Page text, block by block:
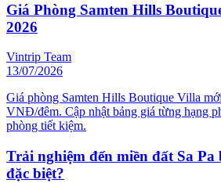
Giá Phòng Samten Hills
2026
Vintrip Team
13/07/2026
Giá phòng Samten Hills Boutique Villa
VNĐ/đêm. Cập nhật bảng giá từng hạng
phòng tiết kiệm.
Trải nghiệm đến miền đất Sa Pa
đặc biệt?